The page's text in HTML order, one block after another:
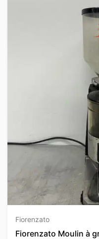
Fiorenzato
Fiorenzato Moulin à